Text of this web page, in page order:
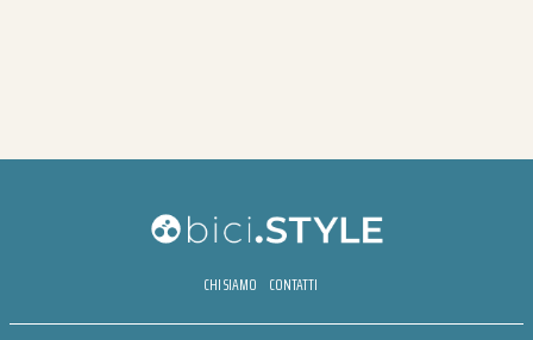
CHI SIAMO CONTATTI